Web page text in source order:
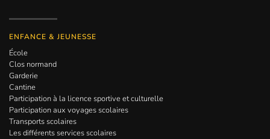
ENFANCE & JEUNESSE
École
Clos normand
Garderie
Cantine
Participation à la licence sportive et culturelle
Participation aux voyages scolaires
Transports scolaires
Les différents services scolaires